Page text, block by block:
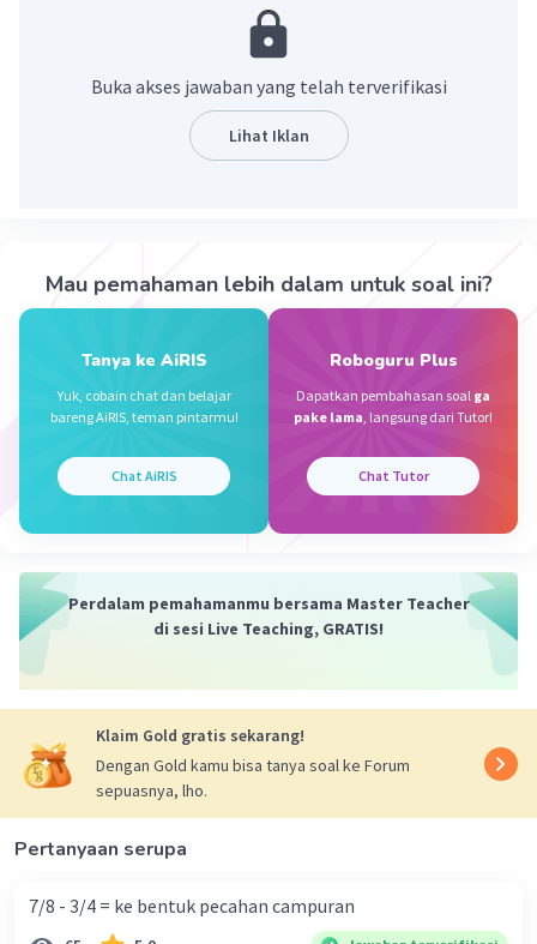
Dela A Community Level 92
18 Desember 2023 23:27
Jawaban terverifikasi
Kita ingat kembali bahwa perkalian (×) adalah
penjumlahan berulang dengan angka yang
sama.
Jadi, 376 × 5 = 5 + 5 + 5 +.... (Sebanyak 376) =
1.880
Jadi, jawaban yang tepat untuk soal tersebut
Beri Rating·0.0( Balas
Jawaban terverifikasi
Buka akses jawaban yang telah terverifikasi
Lihat Iklan
Mau pemahaman lebih dalam untuk soal ini?
Tanya ke AiRIS
Yuk, cobain chat dan belajar
bareng AiRIS, teman pintarmu!
Chat AiRIS
Roboguru Plus
Dapatkan pembahasan soal ga
pake lama, langsung dari Tutor!
Chat Tutor
Perdalam pemahamanmu bersama Master Teacher
di sesi Live Teaching, GRATIS!
Klaim Gold gratis sekarang!
Dengan Gold kamu bisa tanya soal ke Forum
sepuasnya, lho.
Pertanyaan serupa
7/8 - 3/4 = ke bentuk pecahan campuran